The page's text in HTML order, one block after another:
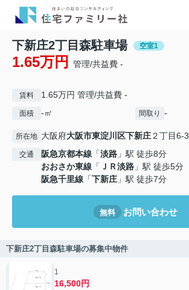
下新庄2丁目森駐車場 空室1
1.65万円 管理/共益費 -
賃料 1.65万円 管理/共益費 -
面積 -㎡ 間取り -
所在地 大阪府大阪市東淀川区下新庄２丁目6-3
交通 阪急京都本線 「淡路 」駅 徒歩8分
おおさか東線 「 ＪＲ淡路 」駅 徒歩5分
阪急千里線 「下新庄 」駅 徒歩7分
無料 お問い合わせ
下新庄2丁目森駐車場の募集中物件
1
16,500円